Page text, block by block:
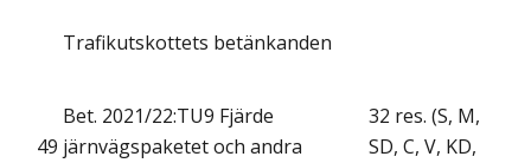
Trafikutskottets betänkanden
49
Bet. 2021/22:TU9 Fjärde
järnvägspaketet och andra
32 res. (S, M,
SD, C, V, KD,